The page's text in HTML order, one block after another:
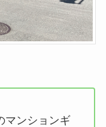
マンションギ